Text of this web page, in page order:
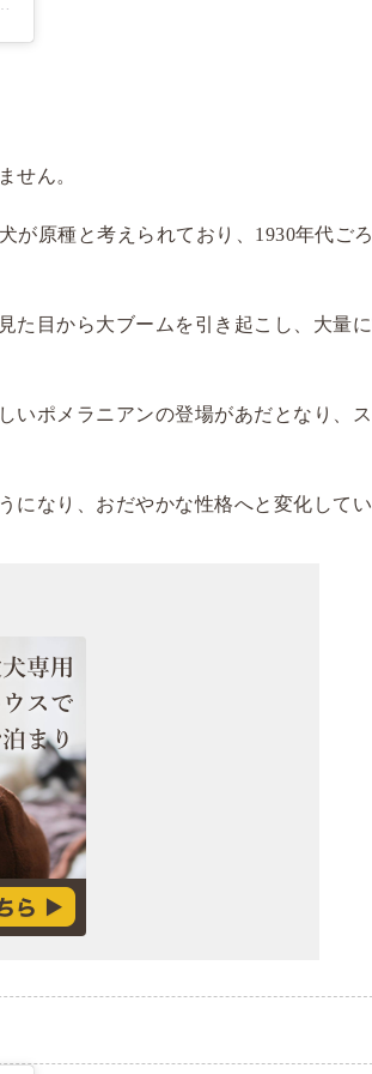
せん。
が原種と考えられており、1930年代ご
た目から大ブームを引き起こし、大量
いポメラニアンの登場があだとなり、
になり、おだやかな性格へと変化してい